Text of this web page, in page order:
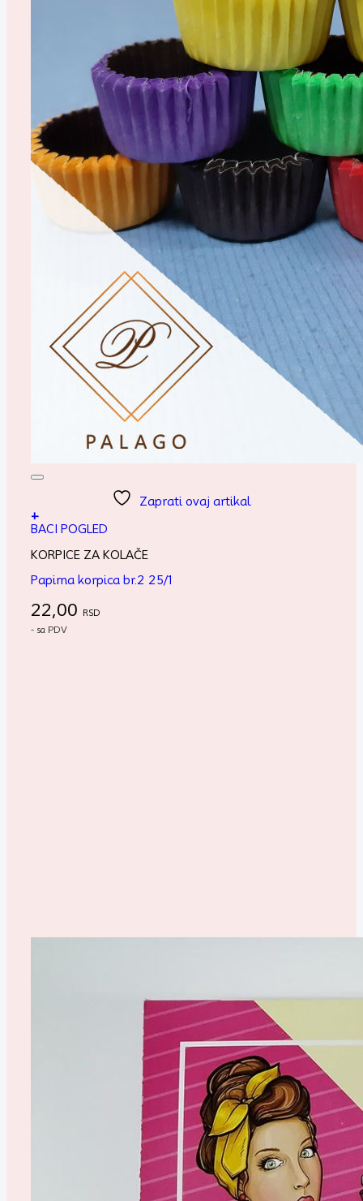
Zaprati ovaj artikal
+
BACI POGLED
KORPICE ZA KOLAČE
Papirna korpica br.2 25/1
22,00 RSD
- sa PDV